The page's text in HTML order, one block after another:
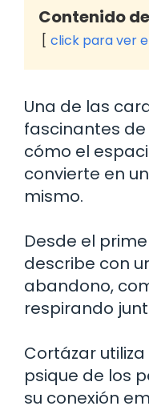
Contenido
click para ver
Una de las
fascinantes de
cómo el
convierte en
mismo.
Desde el
describe con
abandono,
respirando
Cortázar
psique de los
su conexión